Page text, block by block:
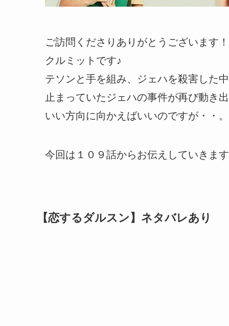
ご訪問くださりありがとうございます！
クルミットです♪
テソンと手を組み、ジェハを殺害した
止まっていたジェハの事件が再び動き
いい方向に向かえばいいのですが・・。
今回は１０９話からお伝えしていきま
【恋するダルスン】ネタバレあり